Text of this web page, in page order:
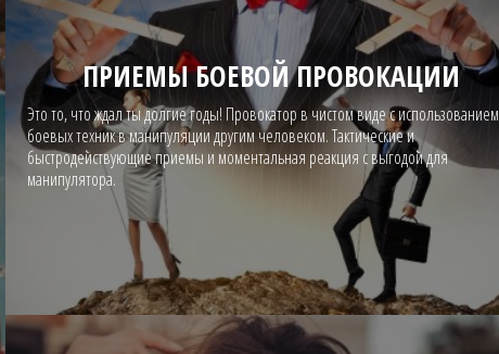
ПРИЕМЫ БОЕВОЙ ПРОВОКАЦИИ
Это то, что ждал ты долгие годы! Провокатор в чистом виде с использованием
боевых техник в манипуляции другим человеком. Тактические и
быстродействующие приемы и моментальная реакция с выгодой для
манипулятора.